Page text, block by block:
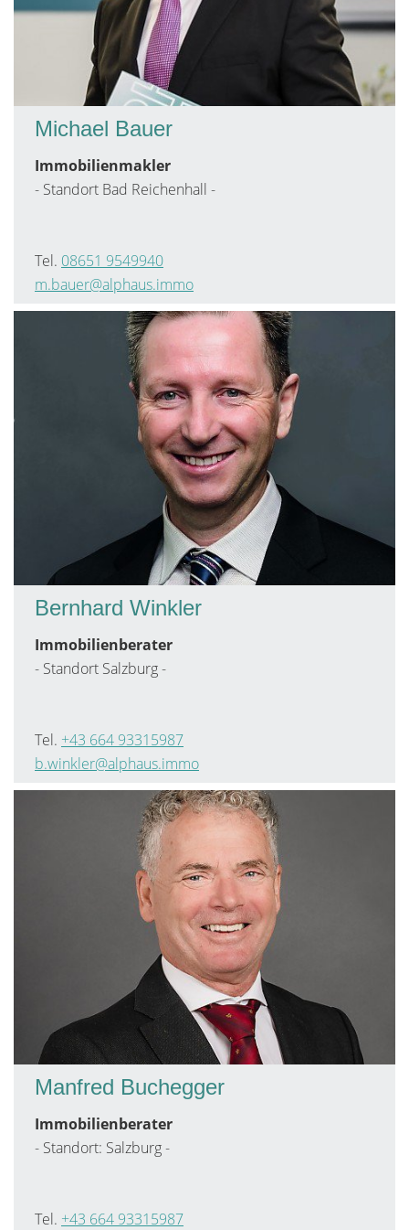
Michael Bauer
Immobilienmakler
- Standort Bad Reichenhall -
Tel. 08651 9549940
m.bauer@alphaus.immo
Bernhard Winkler
Immobilienberater
- Standort Salzburg -
Tel. +43 664 93315987
b.winkler@alphaus.immo
Manfred Buchegger
Immobilienberater
- Standort: Salzburg -
Tel. +43 664 93315987